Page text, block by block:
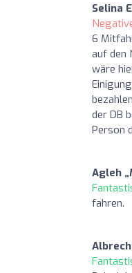
Selina
6
auf den
wäre
der DB
Person
Agleh
fahren.